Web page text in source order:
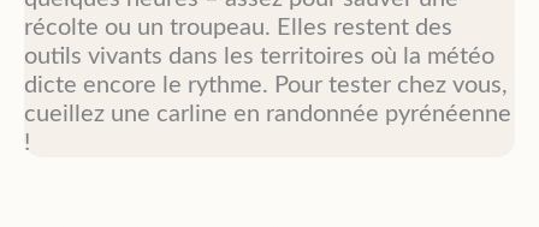
récolte ou un troupeau. Elles restent des
outils vivants dans les territoires où la météo
dicte encore le rythme. Pour tester chez vous,
cueillez une carline en randonnée pyrénéenne
!